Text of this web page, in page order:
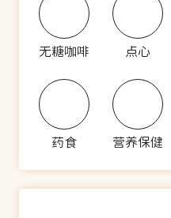
无糖咖啡 点心
药食 营养保健